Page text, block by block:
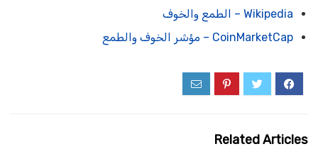
Wikipedia – الطمع والخوف
CoinMarketCap – مؤشر الخوف والطمع
Related Articles